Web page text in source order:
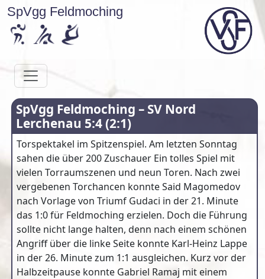
SpVgg Feldmoching
SpVgg Feldmoching – SV Nord
Lerchenau 5:4 (2:1)
Torspektakel im Spitzenspiel. Am letzten Sonntag
sahen die über 200 Zuschauer Ein tolles Spiel mit
vielen Torraumszenen und neun Toren. Nach zwei
vergebenen Torchancen konnte Said Magomedov
nach Vorlage von Triumf Gudaci in der 21. Minute
das 1:0 für Feldmoching erzielen. Doch die Führung
sollte nicht lange halten, denn nach einem schönen
Angriff über die linke Seite konnte Karl-Heinz Lappe
in der 26. Minute zum 1:1 ausgleichen. Kurz vor der
Halbzeitpause konnte Gabriel Ramaj mit einem